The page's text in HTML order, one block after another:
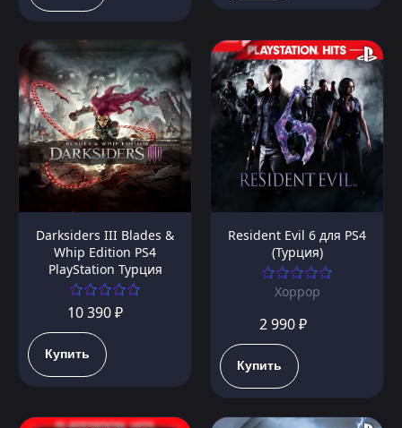
Darksiders III Blades &
Whip Edition PS4
PlayStation Турция
10 390 ₽
Купить
Resident Evil 6 для PS4
(Турция)
Хоррор
2 990 ₽
Купить